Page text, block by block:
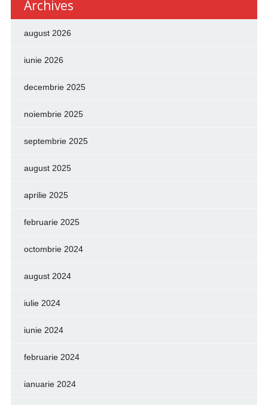
Archives
august 2026
iunie 2026
decembrie 2025
noiembrie 2025
septembrie 2025
august 2025
aprilie 2025
februarie 2025
octombrie 2024
august 2024
iulie 2024
iunie 2024
februarie 2024
ianuarie 2024